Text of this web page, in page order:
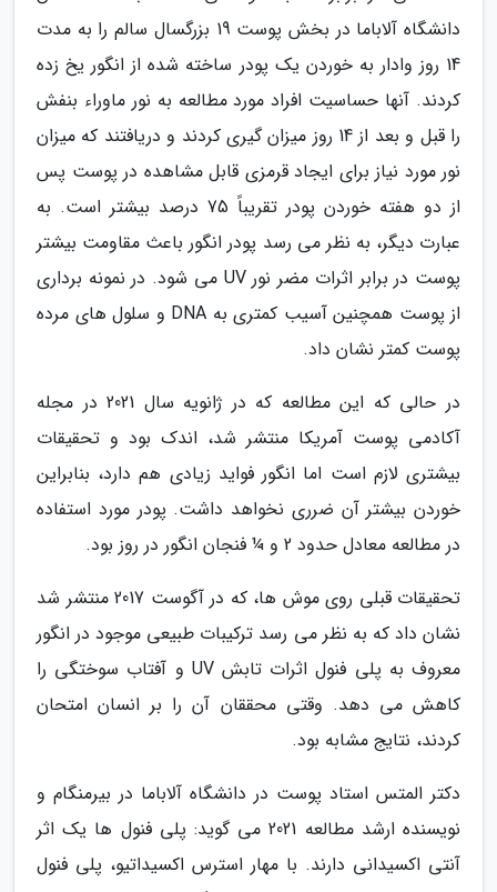
دانشگاه آلاباما در بخش پوست 19 بزرگسال سالم را به مدت
14 روز وادار به خوردن یک پودر ساخته شده از انگور یخ زده
کردند. آنها حساسیت افراد مورد مطالعه به نور ماوراء بنفش
را قبل و بعد از 14 روز میزان گیری کردند و دریافتند که میزان
نور مورد نیاز برای ایجاد قرمزی قابل مشاهده در پوست پس
از دو هفته خوردن پودر تقریباً 75 درصد بیشتر است. به
عبارت دیگر، به نظر می رسد پودر انگور باعث مقاومت بیشتر
پوست در برابر اثرات مضر نور UV می شود. در نمونه برداری
از پوست همچنین آسیب کمتری به DNA و سلول های مرده
پوست کمتر نشان داد.
در حالی که این مطالعه که در ژانویه سال 2021 در مجله
آکادمی پوست آمریکا منتشر شد، اندک بود و تحقیقات
بیشتری لازم است اما انگور فواید زیادی هم دارد، بنابراین
خوردن بیشتر آن ضرری نخواهد داشت. پودر مورد استفاده
در مطالعه معادل حدود 2 و ¼ فنجان انگور در روز بود.
تحقیقات قبلی روی موش ها، که در آگوست 2017 منتشر شد
نشان داد که به نظر می رسد ترکیبات طبیعی موجود در انگور
معروف به پلی فنول اثرات تابش UV و آفتاب سوختگی را
کاهش می دهد. وقتی محققان آن را بر انسان امتحان
کردند، نتایج مشابه بود.
دکتر المتس استاد پوست در دانشگاه آلاباما در بیرمنگام و
نویسنده ارشد مطالعه 2021 می گوید: پلی فنول ها یک اثر
آنتی اکسیدانی دارند. با مهار استرس اکسیداتیو، پلی فنول